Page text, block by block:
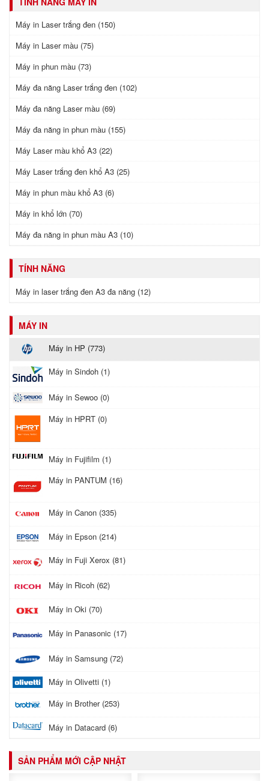
Máy in Laser trắng đen (150)
Máy in Laser màu (75)
Máy in phun màu (73)
Máy đa năng Laser trắng đen (102)
Máy đa năng Laser màu (69)
Máy đa năng in phun màu (155)
Máy Laser màu khổ A3 (22)
Máy Laser trắng đen khổ A3 (25)
Máy in phun màu khổ A3 (6)
Máy in khổ lớn (70)
Máy đa năng in phun màu A3 (10)
TÍNH NĂNG
Máy in laser trắng đen A3 đa năng (12)
MÁY IN
Máy in HP (773)
Máy in Sindoh (1)
Máy in Sewoo (0)
Máy in HPRT (0)
Máy in Fujifilm (1)
Máy in PANTUM (16)
Máy in Canon (335)
Máy in Epson (214)
Máy in Fuji Xerox (81)
Máy in Ricoh (62)
Máy in Oki (70)
Máy in Panasonic (17)
Máy in Samsung (72)
Máy in Olivetti (1)
Máy in Brother (253)
Máy in Datacard (6)
SẢN PHẨM MỚI CẬP NHẬT